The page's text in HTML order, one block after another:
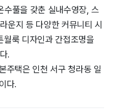
수풀을 갖춘 실내수영장, 스
운지 등 다양한 커뮤니티 시
월룩 디자인과 간접조명을
.
주택은 인천 서구 청라동 일
다.